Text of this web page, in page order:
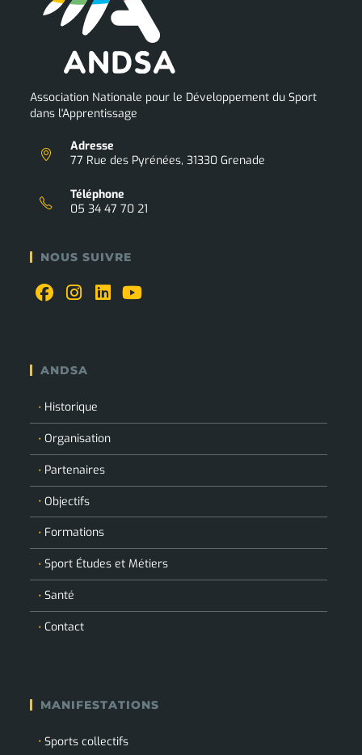
Association Nationale pour le Développement du Sport
dans l'Apprentissage
Adresse
77 Rue des Pyrénées, 31330 Grenade
Téléphone
05 34 47 70 21
NOUS SUIVRE
ANDSA
Historique
Organisation
Partenaires
Objectifs
Formations
Sport Études et Métiers
Santé
Contact
MANIFESTATIONS
Sports collectifs